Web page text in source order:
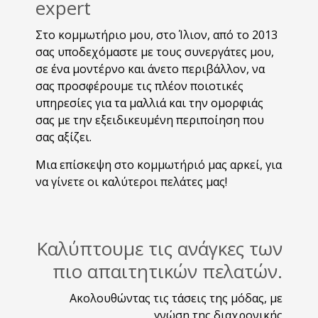
expert
Στο κομμωτήριο μου, στο Ίλιον, από το 2013
σας υποδεχόμαστε με τους συνεργάτες μου,
σε ένα μοντέρνο και άνετο περιβάλλον, να
σας προσφέρουμε τις πλέον ποιοτικές
υπηρεσίες για τα μαλλιά και την ομορφιάς
σας με την εξειδικευμένη περιποίηση που
σας αξίζει.
Μια επίσκεψη στο κομμωτήριό μας αρκεί, για
να γίνετε οι καλύτεροι πελάτες μας!
Καλύπτουμε τις ανάγκες των
πιο απαιτητικών πελατών.
Ακολουθώντας τις τάσεις της μόδας, με